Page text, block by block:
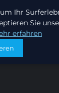
Ihr
Sie
erfahren